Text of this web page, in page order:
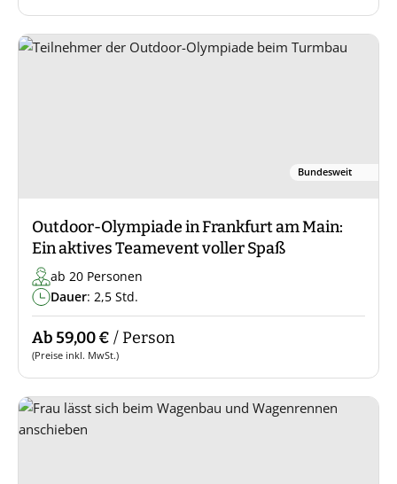
Bundesweit
Outdoor-Olympiade in Frankfurt am Main:
Ein aktives Teamevent voller Spaß
ab 20 Personen
Dauer: 2,5 Std.
Ab 59,00 € / Person
(Preise inkl. MwSt.)